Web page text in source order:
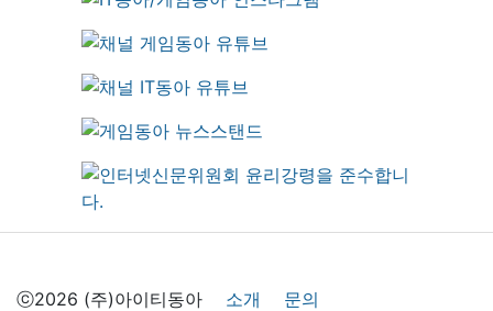
ⓒ2026 (주)아이티동아 소개
문의